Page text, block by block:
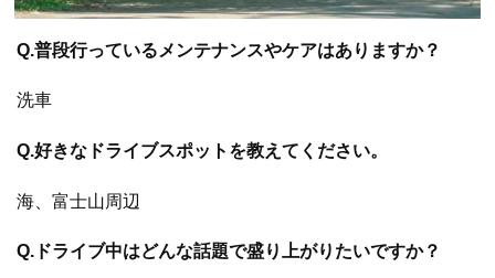
Q.普段行っているメンテナンスやケアはありますか？
洗車
Q.好きなドライブスポットを教えてください。
海、富士山周辺
Q.ドライブ中はどんな話題で盛り上がりたいですか？